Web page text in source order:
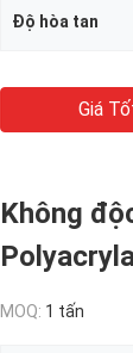
Độ hòa tan
Giá
Không
MOQ: 1 tấn